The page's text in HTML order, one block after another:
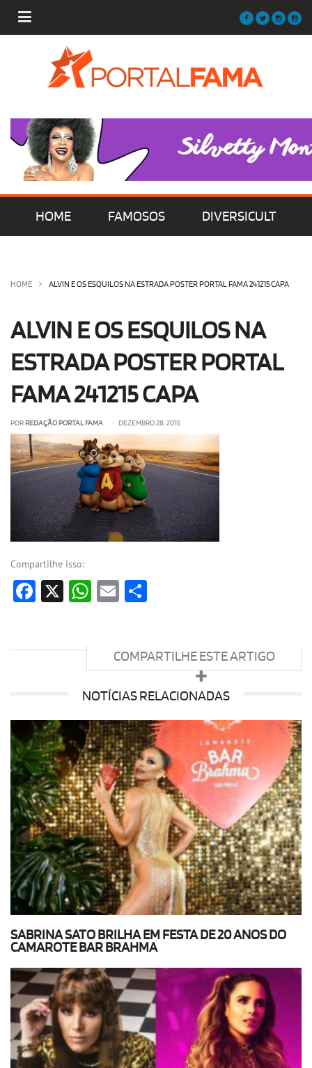
HOME FAMOSOS DIVERSICULT
OLHA ISSO! EU QUERO!
HOME ALVIN E OS ESQUILOS NA ESTRADA POSTER PORTAL FAMA 241215 CAPA
ALVIN E OS ESQUILOS NA
ESTRADA POSTER PORTAL
FAMA 241215 CAPA
POR REDAÇÃO PORTAL FAMA • DEZEMBRO 28, 2015
Compartilhe isso:
Facebook
X WhatsApp
Email
COMPARTILHE ESTE ARTIGO
NOTÍCIAS RELACIONADAS
SABRINA SATO BRILHA EM FESTA DE 20 ANOS DO
CAMAROTE BAR BRAHMA